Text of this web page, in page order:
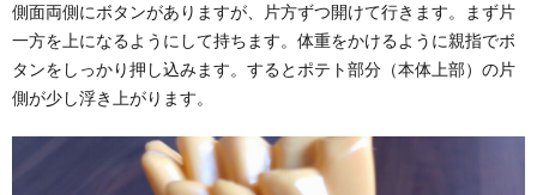
側面両側にボタンがありますが、片方ずつ開けて行きます。まず片
一方を上になるようにして持ちます。体重をかけるように親指でボ
タンをしっかり押し込みます。するとポテト部分（本体上部）の片
側が少し浮き上がります。